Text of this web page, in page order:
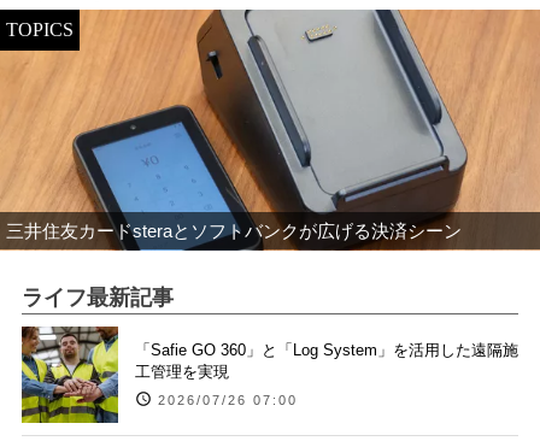
TOPICS
三井住友カードsteraとソフトバンクが広げる決済シーン
ライフ最新記事
「Safie GO 360」と「Log System」を活用した遠隔施
工管理を実現
2026/07/26 07:00